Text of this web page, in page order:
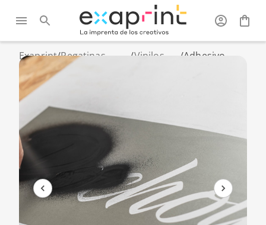
Exaprint/Pegatinas
personalizadas
/Vinilos
/Adhesivo